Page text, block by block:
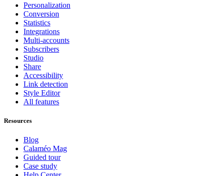
Personalization
Conversion
Statistics
Integrations
Multi-accounts
Subscribers
Studio
Share
Accessibility
Link detection
Style Editor
All features
Resources
Blog
Calaméo Mag
Guided tour
Case study